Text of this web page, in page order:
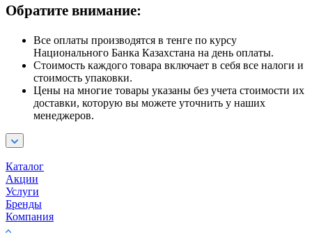
Обратите внимание:
Все оплаты производятся в тенге по курсу
Национального Банка Казахстана на день оплаты.
Стоимость каждого товара включает в себя все налоги и
стоимость упаковки.
Цены на многие товары указаны без учета стоимости их
доставки, которую вы можете уточнить у наших
менеджеров.
Каталог
Акции
Услуги
Бренды
Компания